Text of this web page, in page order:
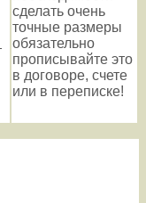
сделать очень
точные размеры
обязательно
прописывайте это
в договоре, счете
или в переписке!